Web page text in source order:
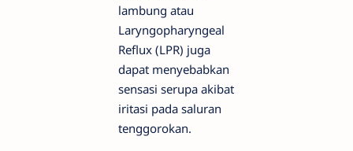
lambung atau
Laryngopharyngeal
Reflux (LPR) juga
dapat menyebabkan
sensasi serupa akibat
iritasi pada saluran
tenggorokan.